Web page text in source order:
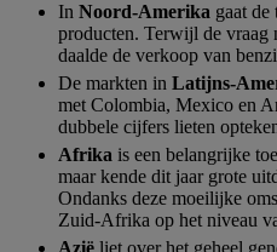
In Noord-Amerika gaat
producten. Terwijl de vraag
daalde de verkoop van
De markten in Latijns-
met Colombia, Mexico en
dubbele cijfers lieten
Afrika is een belangrijke
maar kende dit jaar grote
Ondanks deze moeilijke
Zuid-Afrika op het niveau
Azië liet over het geheel